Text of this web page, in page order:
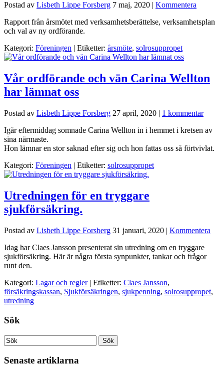
Postad av Lisbeth Lippe Forsberg 7 maj, 2020
Kommentera
Rapport från årsmötet med verksamhetsberättelse, verksamhetsplan
och val av ny ordförande.
Kategori: Föreningen | Etiketter: årsmöte, solrosuppropet
Vår ordförande och vän Carina Wellton
har lämnat oss
Postad av Lisbeth Lippe Forsberg 27 april, 2020 | 1 kommentar
Igår eftermiddag somnade Carina Wellton in i hemmet i kretsen av
sina närmaste.
Hon lämnar en stor saknad efter sig och hon fattas oss så förtvivlat.
Kategori: Föreningen | Etiketter: solrosuppropet
Utredningen för en tryggare
sjukförsäkring.
Postad av Lisbeth Lippe Forsberg 31 januari, 2020 | Kommentera
Idag har Claes Jansson presenterat sin utredning om en tryggare
sjukförsäkring. Här är några första synpunkter, tankar och frågor
runt den.
Kategori: Lagar och regler | Etiketter: Claes Jansson,
försäkringskassan, Sjukförsäkringen, sjukpenning, solrosuppropet,
utredning
Sök
Senaste artiklarna